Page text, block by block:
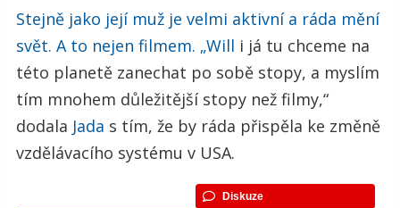
Stejně jako její muž je velmi aktivní a ráda mění
svět. A to nejen filmem. „Will i já tu chceme na
této planetě zanechat po sobě stopy, a myslím
tím mnohem důležitější stopy než filmy,“
dodala Jada s tím, že by ráda přispěla ke změně
vzdělávacího systému v USA.
Diskuze